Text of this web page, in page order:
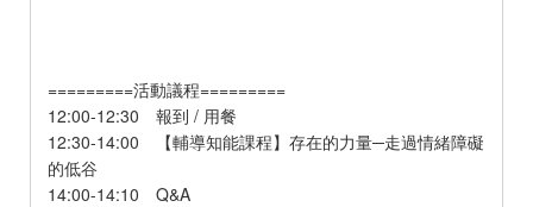
=========活動議程=========
12:00-12:30 報到 / 用餐
12:30-14:00 【輔導知能課程】存在的力量─走過情緒障礙
的低谷
14:00-14:10 Q&A